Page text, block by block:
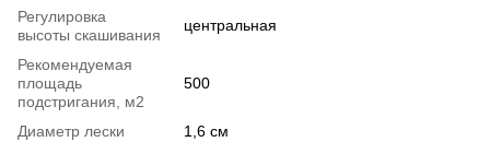
Регулировка
высоты скашивания
центральная
Рекомендуемая
площадь
подстригания, м2
500
Диаметр лески
1,6 см